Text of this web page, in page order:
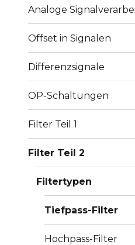
Analoge
Offset in Signalen
Differenzsignale
OP-Schaltungen
Filter Teil 1
Filter Teil 2
Filtertypen
Tiefpass-Filter
Hochpass-Filter